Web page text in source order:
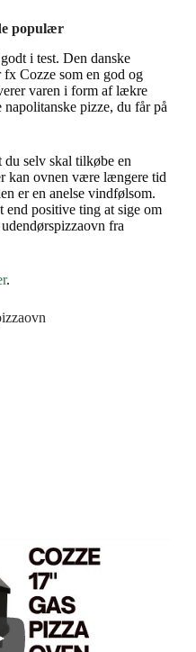
populær
i test. Den danske
Cozze som en god og
varen i form af lækre
napolitanske pizze, du får på
du selv skal tilkøbe en
kan ovnen være længere tid
er en anelse vindfølsom.
end positive ting at sige om
fra
.